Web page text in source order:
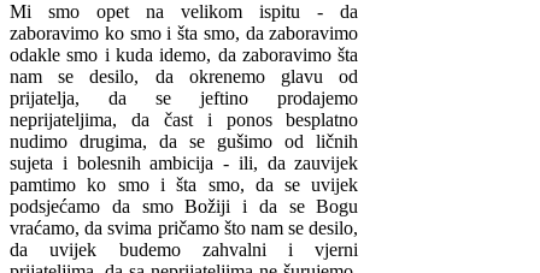
Mi smo opet na velikom ispitu - da
zaboravimo ko smo i šta smo, da zaboravimo
odakle smo i kuda idemo, da zaboravimo šta
nam se desilo, da okrenemo glavu od
prijatelja, da se jeftino prodajemo
neprijateljima, da čast i ponos besplatno
nudimo drugima, da se gušimo od ličnih
sujeta i bolesnih ambicija - ili, da zauvijek
pamtimo ko smo i šta smo, da se uvijek
podsjećamo da smo Božiji i da se Bogu
vraćamo, da svima pričamo što nam se desilo,
da uvijek budemo zahvalni i vjerni